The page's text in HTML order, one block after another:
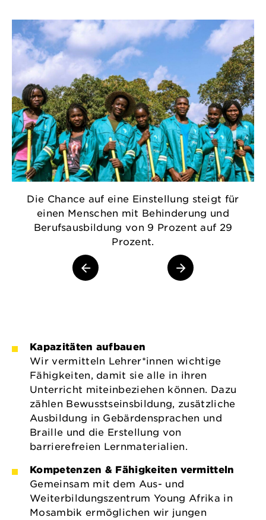
Die Chance auf eine Einstellung steigt für
einen Menschen mit Behinderung und
Berufsausbildung von 9 Prozent auf 29
Prozent.
Kapazitäten aufbauen
Wir vermitteln Lehrer*innen wichtige
Fähigkeiten, damit sie alle in ihren
Unterricht miteinbeziehen können. Dazu
zählen Bewusstseinsbildung, zusätzliche
Ausbildung in Gebärdensprachen und
Braille und die Erstellung von
barrierefreien Lernmaterialien.
Kompetenzen & Fähigkeiten vermitteln
Gemeinsam mit dem Aus- und
Weiterbildungszentrum Young Afrika in
Mosambik ermöglichen wir jungen